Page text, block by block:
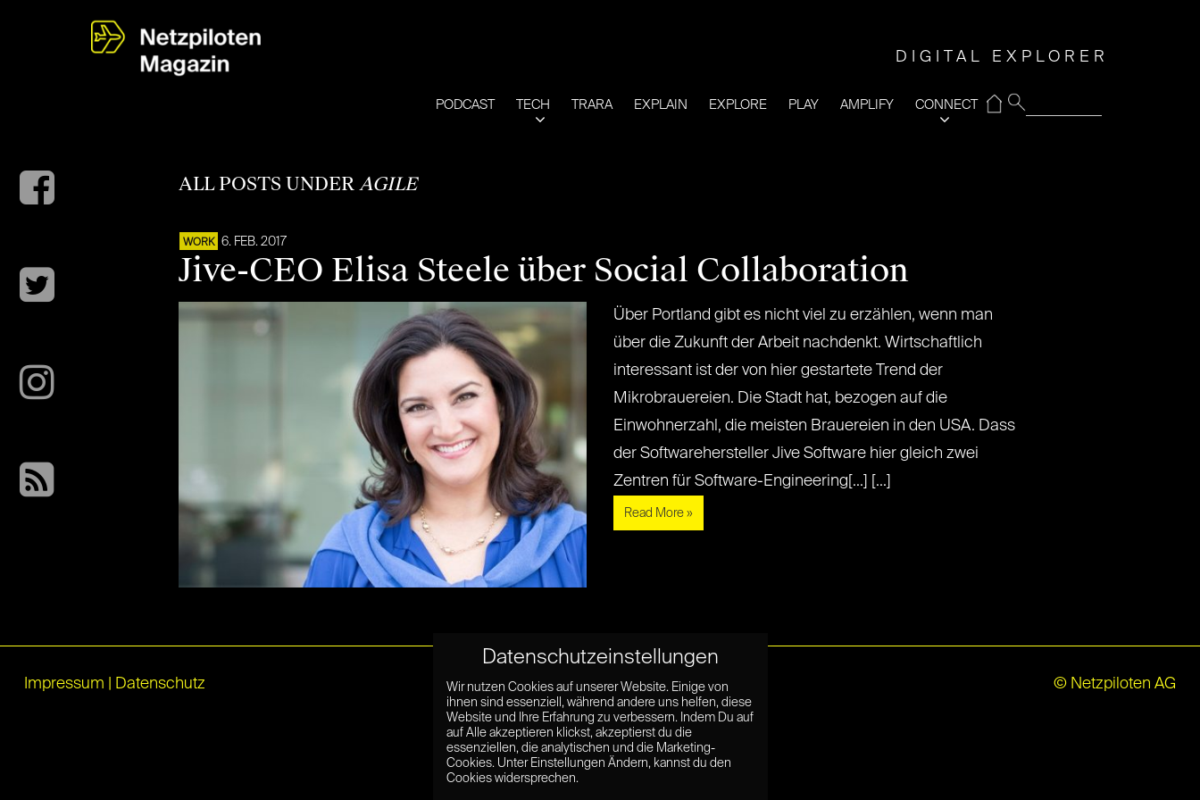
DIGITAL EXPLORER
PODCAST TECH TRARA EXPLAIN EXPLORE PLAY AMPLIFY CONNECT
⌂
ALL POSTS UNDERAGILE
WORK 6. FEB. 2017
Jive-CEO Elisa Steele über Social Collaboration
Über Portland gibt es nicht viel zu erzählen, wenn man
über die Zukunft der Arbeit nachdenkt. Wirtschaftlich
interessant ist der von hier gestartete Trend der
Mikrobrauereien. Die Stadt hat, bezogen auf die
Einwohnerzahl, die meisten Brauereien in den USA. Dass
der Softwarehersteller Jive Software hier gleich zwei
Zentren für Software-Engineering[...] [...]
Read More »
Impressum Datenschutz © Netzpiloten AG
Datenschutzeinstellungen
Wir nutzen Cookies auf unserer Website. Einige von
ihnen sind essenziell, während andere uns helfen, diese
Website und Ihre Erfahrung zu verbessern. Indem Du auf
auf Alle akzeptieren klickst, akzeptierst du die
essenziellen, die analytischen und die Marketing-
Cookies. Unter Einstellungen Ändern, kannst du den
Cookies widersprechen.